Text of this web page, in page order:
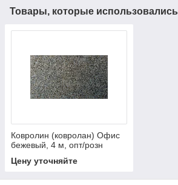
Товары, которые использовались
Ковролин (ковролан) Офис
бежевый, 4 м, опт/розн
Цену уточняйте